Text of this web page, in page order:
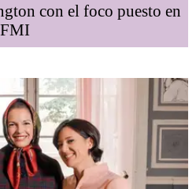
con el foco puesto en